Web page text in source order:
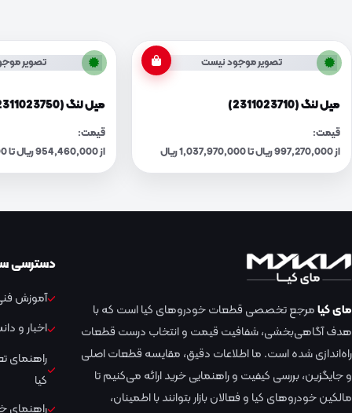
تصویر موجود نیست
میل لنگ (2311023710)
قیمت:
از 997,270,000 ریال تا 1,037,970,000 ریال
تصویر
میل لنگ (2311023750)
قیمت:
از 954,460,000 ریال تا 993,420,000 ریال
مای کیامرجع تخصصی قطعات خودروهای کیا است که با
هدف آگاهی‌بخشی، شفافیت قیمت و انتخاب درست قطعات
راه‌اندازی شده است. ما اطلاعات دقیق، مقایسه قطعات اصلی
و جایگزین، بررسی کیفیت و راهنمایی خرید ارائه می‌کنیم تا
مالکین خودروهای کیا و فعالان بازار بتوانند با اطمینان،
دسترسی
آموزش
اخبار و
راهنمای
کیا
راهنمای